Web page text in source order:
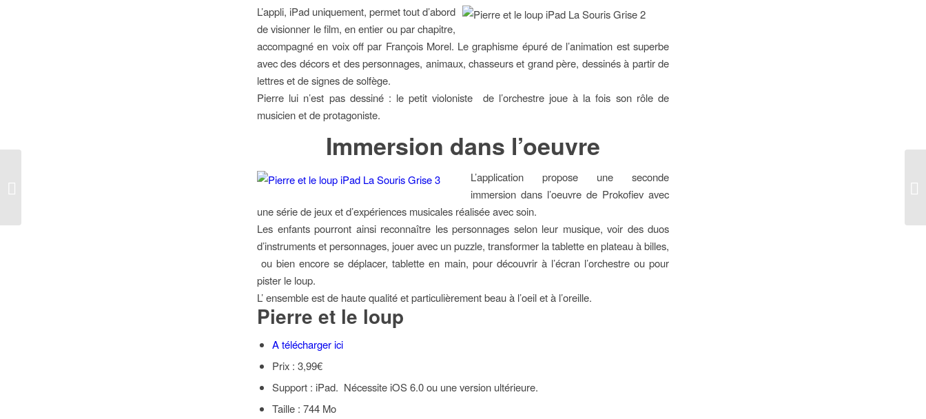
L’appli, iPad uniquement, permet tout d’abord
de visionner le film, en entier ou par chapitre,
accompagné en voix off par François Morel. Le graphisme épuré de l’animation est superbe
avec des décors et des personnages, animaux, chasseurs et grand père, dessinés à partir de
lettres et de signes de solfège.
Pierre lui n’est pas dessiné : le petit violoniste de l’orchestre joue à la fois son rôle de
musicien et de protagoniste.
Immersion dans l’oeuvre
L’application propose une seconde
immersion dans l’oeuvre de Prokofiev avec
une série de jeux et d’expériences musicales réalisée avec soin.
Les enfants pourront ainsi reconnaître les personnages selon leur musique, voir des duos
d’instruments et personnages, jouer avec un puzzle, transformer la tablette en plateau à billes,
ou bien encore se déplacer, tablette en main, pour découvrir à l’écran l’orchestre ou pour
pister le loup.
L’ ensemble est de haute qualité et particulièrement beau à l’oeil et à l’oreille.
Pierre et le loup
A télécharger ici
Prix : 3,99€
Support : iPad. Nécessite iOS 6.0 ou une version ultérieure.
Taille : 744 Mo